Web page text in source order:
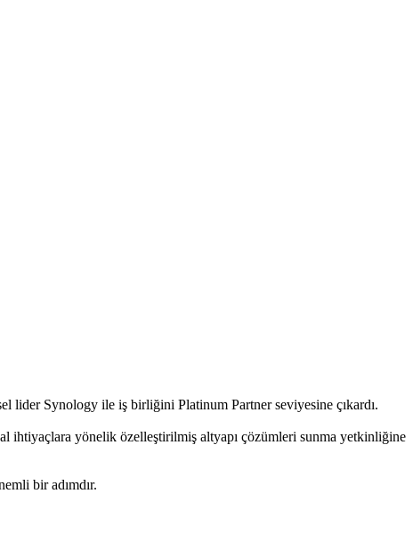
lider Synology ile iş birliğini Platinum Partner seviyesine çıkardı.
ihtiyaçlara yönelik özelleştirilmiş altyapı çözümleri sunma yetkinliğine
bir adımdır.